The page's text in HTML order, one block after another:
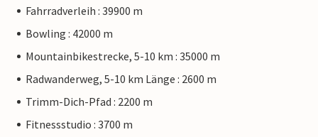
Fahrradverleih : 39900 m
Bowling : 42000 m
Mountainbikestrecke, 5-10 km : 35000 m
Radwanderweg, 5-10 km Länge : 2600 m
Trimm-Dich-Pfad : 2200 m
Fitnessstudio : 3700 m